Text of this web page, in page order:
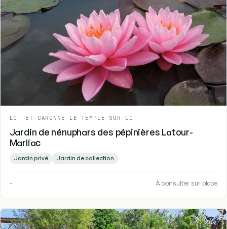
LOT-ET-GARONNE - LE TEMPLE-SUR-LOT
Jardin de nénuphars des pépinières Latour-
Marliac
Jardin privé Jardin de collection
- À consulter sur place